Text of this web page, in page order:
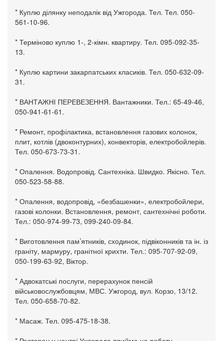
* Куплю ділянку неподалік від Ужгорода. Тел. Тел. 050-
561-10-96.
* Терміново куплю 1-, 2-кімн. квартиру. Тел. 095-092-35-
13.
* Куплю картини закарпатських класиків. Тел. 050-632-09-
31.
* ВАНТАЖНІ ПЕРЕВЕЗЕННЯ. Вантажники. Тел.: 65-49-46,
050-941-61-61.
* Ремонт, профілактика, встановлення газових колонок,
плит, котлів (двоконтурних), конвекторів, електробойлерів.
Тел. 050-673-73-31.
* Опалення. Водопровід. Сантехніка. Швидко. Якісно. Тел.
050-523-58-88.
* Опалення, водопровід, «безбашенки», електробойлери,
газові колонки. Встановлення, ремонт, сантехнічні роботи.
Тел.: 050-974-99-73, 099-240-09-84.
* Виготовлення пам’ятників, сходинок, підвіконників та ін. із
граніту, мармуру, гранітної крихти. Тел.: 095-707-92-09,
050-199-63-92, Віктор.
* Адвокатські послуги, перерахунок пенсій
військовослужбовцям, МВС. Ужгород, вул. Корзо, 13/12.
Тел. 050-658-70-82.
* Масаж. Тел. 095-475-18-38.